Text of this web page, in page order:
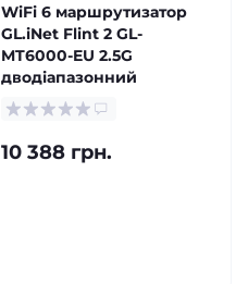
WiFi 6 маршрутизатор
GL.iNet Flint 2 GL-
MT6000-EU 2.5G
дводіапазонний
10 388 грн.